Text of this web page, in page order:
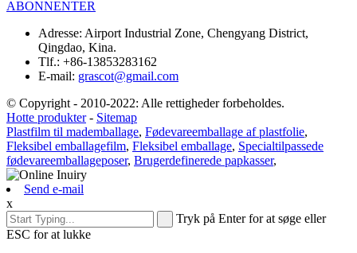
ABONNENTER
Adresse: Airport Industrial Zone, Chengyang District,
Qingdao, Kina.
Tlf.: +86-13853283162
E-mail: grascot@gmail.com
© Copyright - 2010-2022: Alle rettigheder forbeholdes.
Hotte produkter- Sitemap
Plastfilm til mademballage, Fødevareemballage af plastfolie,
Fleksibel emballagefilm, Fleksibel emballage, Specialtilpassede
fødevareemballageposer, Brugerdefinerede papkasser,
Send e-mail
x
Tryk på Enter for at søge eller
ESC for at lukke